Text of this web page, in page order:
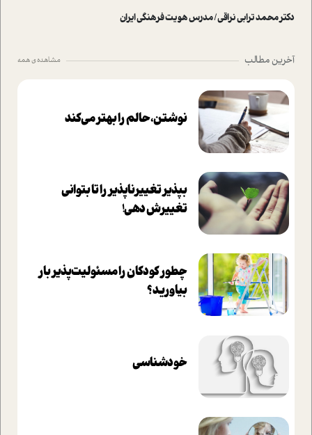
دکتر محمد ترابی نراقی/ مدرس هویت فرهنگی ایران
آخرین مطالب مشاهده ی همه
نوشتن، حالم را بهتر می‌کند
بپذير تغييرناپذير را تا بتواني
تغييرش دهي!‏
چطور کودکان را مسئولیت‌پذیر بار
بیاورید؟
خودشناسی